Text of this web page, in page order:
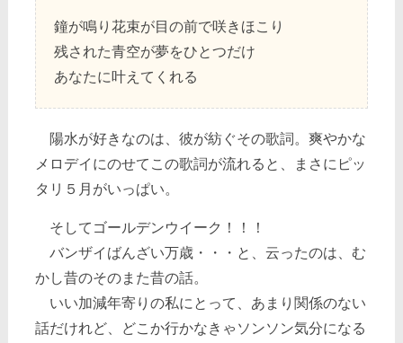
鐘が鳴り花束が目の前で咲きほこり
残された青空が夢をひとつだけ
あなたに叶えてくれる
陽水が好きなのは、彼が紡ぐその歌詞。爽やかな
メロデイにのせてこの歌詞が流れると、まさにピッ
タリ５月がいっぱい。
そしてゴールデンウイーク！！！
バンザイばんざい万歳・・・と、云ったのは、む
かし昔のそのまた昔の話。
いい加減年寄りの私にとって、あまり関係のない
話だけれど、どこか行かなきゃソンソン気分になる